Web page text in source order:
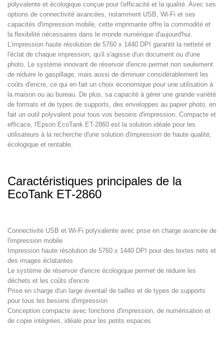
polyvalente et écologique conçue pour l'efficacité et la qualité. Avec ses
options de connectivité avancées, notamment USB, Wi-Fi et ses
capacités d'impression mobile, cette imprimante offre la commodité et
la flexibilité nécessaires dans le monde numérique d'aujourd'hui.
L'impression haute résolution de 5760 x 1440 DPI garantit la netteté et
l'éclat de chaque impression, qu'il s'agisse d'un document ou d'une
photo. Le système innovant de réservoir d'encre permet non seulement
de réduire le gaspillage, mais aussi de diminuer considérablement les
coûts d'encre, ce qui en fait un choix économique pour une utilisation à
la maison ou au bureau. De plus, sa capacité à gérer une grande variété
de formats et de types de supports, des enveloppes au papier photo, en
fait un outil polyvalent pour tous vos besoins d'impression. Compacte et
efficace, l'Epson EcoTank ET-2860 est la solution idéale pour les
utilisateurs à la recherche d'une solution d'impression de haute qualité,
écologique et rentable.
Caractéristiques principales de la
EcoTank ET-2860
Connectivité USB et Wi-Fi polyvalente avec prise en charge avancée de
l'impression mobile
Impression haute résolution de 5760 x 1440 DPI pour des textes nets et
des images éclatantes
Le système de réservoir d'encre écologique permet de réduire les
déchets et les coûts d'encre
Prise en charge d'un large éventail de tailles et de types de supports
pour tous les besoins d'impression
Conception compacte avec fonctions d'impression, de numérisation et
de copie intégrées, idéale pour les petits espaces